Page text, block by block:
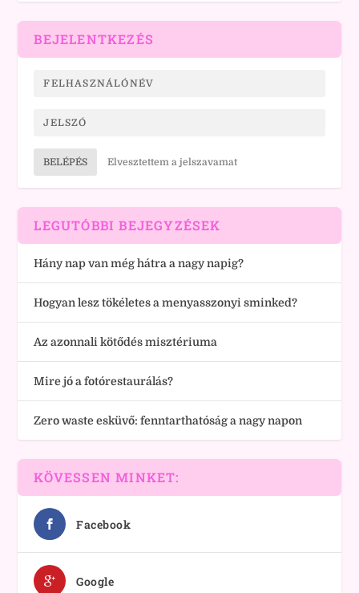
BEJELENTKEZÉS
BELÉPÉS Elvesztettem a jelszavamat
LEGUTÓBBI BEJEGYZÉSEK
Hány nap van még hátra a nagy napig?
Hogyan lesz tökéletes a menyasszonyi sminked?
Az azonnali kötődés misztériuma
Mire jó a fotórestaurálás?
Zero waste esküvő: fenntarthatóság a nagy napon
KÖVESSEN MINKET:
Facebook
Google